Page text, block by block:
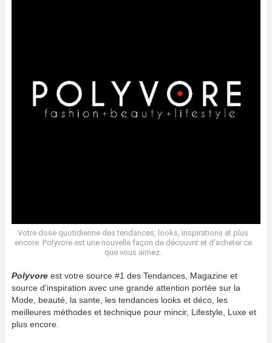
Votre dose quotidienne des tendances, looks, inspirations et plus
encore. Polyvore est une nouvelle façon de découvrir et d’acheter ce
que vous aimez.
Polyvore est votre source #1 des Tendances, Magazine et
source d’inspiration avec une grande attention portée sur la
Mode, beauté, la sante, les tendances looks et déco, les
meilleures méthodes et technique pour mincir, Lifestyle, Luxe et
plus encore.